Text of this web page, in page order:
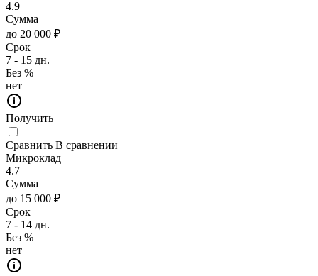
4.9
Сумма
до 20 000 ₽
Срок
7 - 15 дн.
Без %
нет
Получить
Сравнить В сравнении
Микроклад
4.7
Сумма
до 15 000 ₽
Срок
7 - 14 дн.
Без %
нет